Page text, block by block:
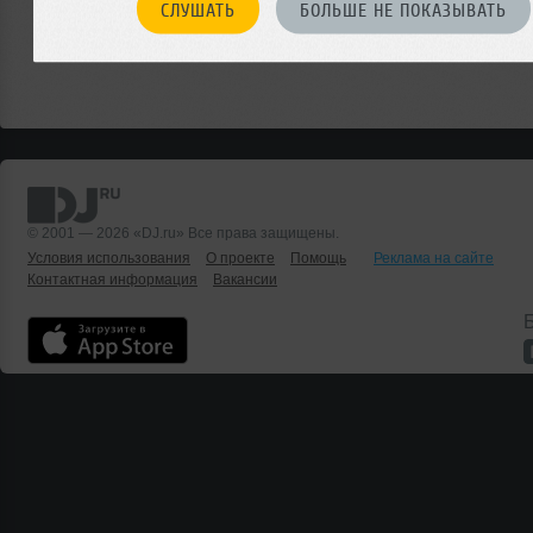
СЛУШАТЬ БОЛЬШЕ НЕ ПОКАЗЫВАТЬ
© 2001 — 2026 «DJ.ru» Все права защищены.
Условия использования
О проекте Помощь
Реклама на сайте
Контактная информация
Вакансии